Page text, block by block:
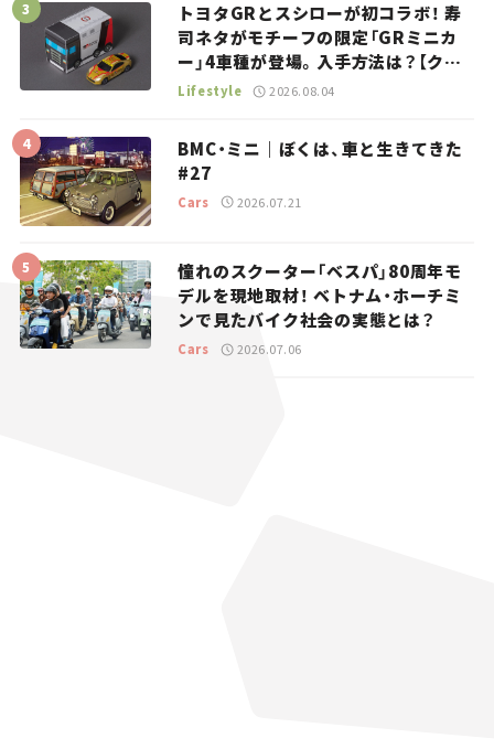
トヨタGRとスシローが初コラボ！ 寿
司ネタがモチーフの限定「GRミニカ
ー」4車種が登場。入手方法は？【クル
マとホビー】
Lifestyle 2026.08.04
BMC・ミニ｜ぼくは、車と生きてきた
#27
Cars 2026.07.21
憧れのスクーター「ベスパ」80周年モ
デルを現地取材！ ベトナム・ホーチミ
ンで見たバイク社会の実態とは？
Cars 2026.07.06